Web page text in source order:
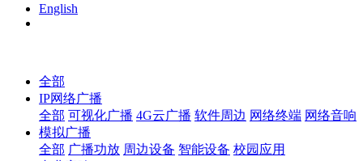
English
全部
IP网络广播
全部 可视化广播 4G云广播 软件周边 网络终端 网络音响
模拟广播
全部 广播功放 周边设备 智能设备 校园应用